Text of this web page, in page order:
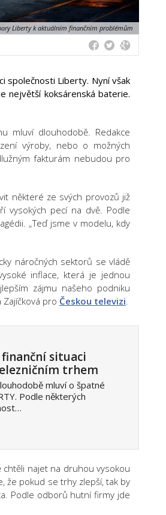
Liberty k aktuálním finančním problémům
společnosti Liberty. Nyní však
největší koksárenská baterie.
mluví dlouhodobě. Redakce
výroby, nebo o možných
fakturám nebudou pro
některé ze svých provozů již
pecí na dvě. Podle
„Teď jsme v modelu, kdy
náročných sektorů se vládě
inflace, která je jednou
zájmu našeho podniku
pro Českou televizi.
situaci
trhem
mluví o špatné
Podle některých
chtěli najet na druhou vysokou
že pokud se trhy zlepší, tak by
Podle odborů hutní firmy jde